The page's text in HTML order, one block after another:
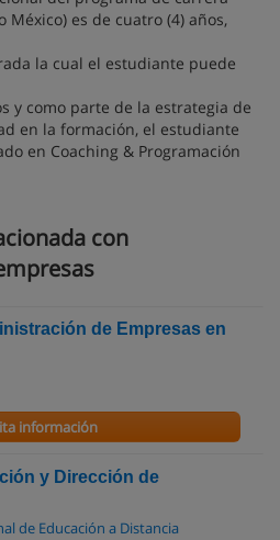
México) es de cuatro (4) años,
la cual el estudiante puede
y como parte de la estrategia de
en la formación, el estudiante
en Coaching & Programación
con
de Empresas en
información
y Dirección de
de Educación a Distancia